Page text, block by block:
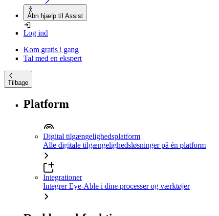
Åbn hjælp til Assist
Log ind
Kom gratis i gang
Tal med en ekspert
Tilbage
Platform
Digital tilgængelighedsplatform
Alle digitale tilgængelighedsløsninger på én platform
Integrationer
Integrer Eye-Able i dine processer og værktøjer